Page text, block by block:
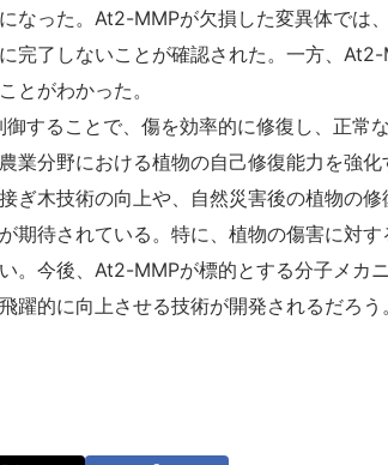
なった。At2-MMPが欠損した変異体では
完了しないことが確認された。一方、
とがわかった。
することで、傷を効率的に修復し、正常
業分野における植物の自己修復能力を強化
ぎ木技術の向上や、自然災害後の植物の
期待されている。特に、植物の傷害に対す
。今後、At2-MMPが標的とする分子メカ
躍的に向上させる技術が開発されるだろう。